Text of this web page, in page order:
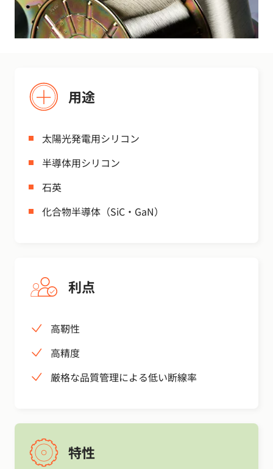
用途
太陽光発電用シリコン
半導体用シリコン
石英
化合物半導体（SiC・GaN）
利点
高靭性
高精度
厳格な品質管理による低い断線率
特性